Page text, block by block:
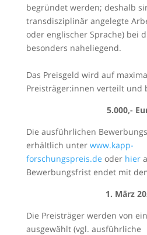
begründet werden; deshalb
transdisziplinär angelegte
oder englischer Sprache) bei
besonders naheliegend.
Das Preisgeld wird auf
Preisträger:innen verteilt und
5.000,-
Die ausführlichen
erhältlich unter www.kapp-
forschungspreis.de oder hier
Bewerbungsfrist endet mit
1. März
Die Preisträger werden von
ausgewählt (vgl. ausführliche